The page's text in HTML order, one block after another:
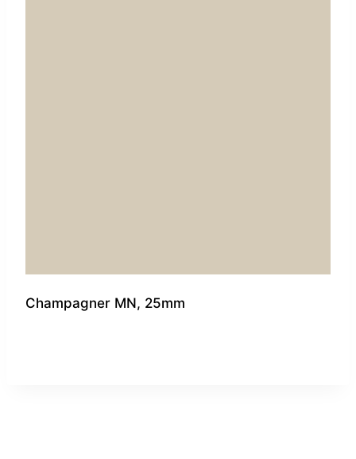
Champagner MN, 25mm